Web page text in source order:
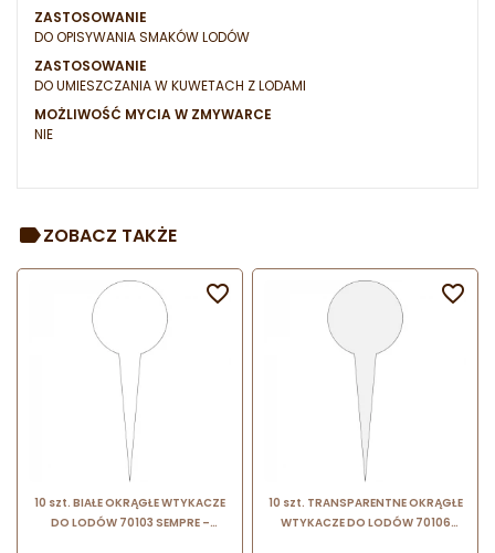
ZASTOSOWANIE
DO OPISYWANIA SMAKÓW LODÓW
ZASTOSOWANIE
DO UMIESZCZANIA W KUWETACH Z LODAMI
MOŻLIWOŚĆ MYCIA W ZMYWARCE
NIE
ZOBACZ TAKŻE
10 szt. BIAŁE OKRĄGŁE WTYKACZE
DO LODÓW 70103 SEMPRE –

10 szt. TRANSPARENTNE OKRĄGŁE
WTYKACZE DO LODÓW 70106
